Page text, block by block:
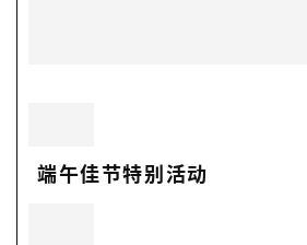
端午佳节特别活动